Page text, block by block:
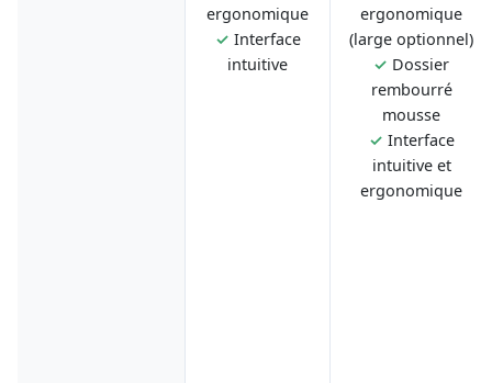
ergonomique
✓ Interface
intuitive
ergonomique
(large optionnel)
✓ Dossier
rembourré
mousse
✓ Interface
intuitive et
ergonomique